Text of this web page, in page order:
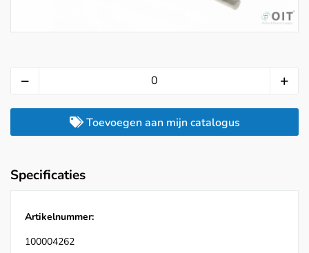
Toevoegen aan mijn catalogus
Specificaties
Artikelnummer:
100004262